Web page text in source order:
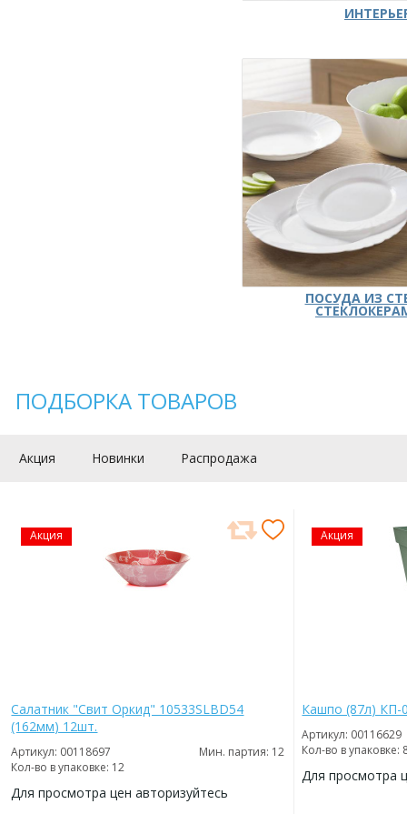
ПОСУДА ИЗ
ПОДБОРКА ТОВАРОВ
Акция Новинки Распродажа
Акция
Салатник "Свит Оркид" 10533SLBD54
(162мм) 12шт.
Артикул: 00118697
Мин. партия: 12
Кол-во в упаковке: 12
Для просмотра цен авторизуйтесь
Акция
Кашпо (87л) КП-
Артикул: 00116629
Кол-во в упаковке:
Для просмотра